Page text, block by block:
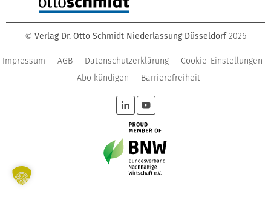
© Verlag Dr. Otto Schmidt Niederlassung Düsseldorf 2026
Impressum AGB Datenschutzerklärung
Cookie-Einstellungen
Abo kündigen
Barrierefreiheit